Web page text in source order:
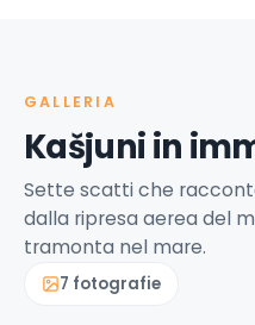
GALLERIA
Kašjuni in
Sette scatti che
dalla ripresa aerea del
tramonta nel mare.
7 fotografie